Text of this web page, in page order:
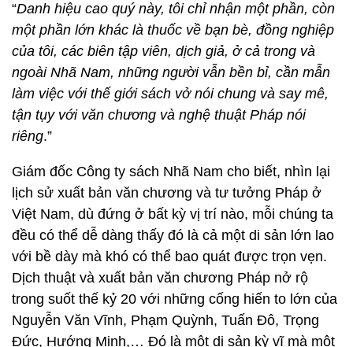
“Danh hiệu cao quý này, tôi chỉ nhận một phần, còn
một phần lớn khác là thuốc về bạn bè, đồng nghiệp
của tôi, các biên tập viên, dịch giả, ở cả trong và
ngoài Nhã Nam, những người vẫn bền bỉ, cần mẫn
làm việc với thế giới sách vở nói chung và say mê,
tận tụy với văn chương và nghệ thuật Pháp nói
riêng.”
Giám đốc Công ty sách Nhã Nam cho biết, nhìn lại
lịch sử xuất bản văn chương và tư tưởng Pháp ở
Việt Nam, dù đứng ở bất kỳ vị trí nào, mỗi chúng ta
đều có thể dễ dàng thấy đó là cả một di sản lớn lao
với bề dày mà khó có thể bao quát được trọn vẹn.
Dịch thuật và xuất bản văn chương Pháp nở rộ
trong suốt thế kỷ 20 với những cống hiến to lớn của
Nguyễn Văn Vĩnh, Phạm Quỳnh, Tuấn Đô, Trọng
Đức, Hướng Minh,… Đó là một di sản kỳ vĩ mà một